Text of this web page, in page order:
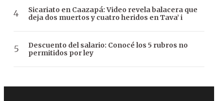
Sicariato en Caazapá: Video revela balacera que
deja dos muertos y cuatro heridos en Tava’ i
Descuento del salario: Conocé los 5 rubros no
permitidos por ley